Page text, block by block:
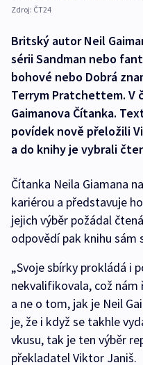
Zdroj: ČT24
Britský autor Neil
sérii Sandman nebo
bohové nebo Dobrá
Terrym Pratchettem. V
Gaimanova Čítanka.
povídek nově přeložili
a do knihy je vybrali
Čítanka Neila Giamana
kariérou a představuje
jejich výběr požádal
odpovědí pak knihu sám
„Svoje sbírky prokládá i
nekvalifikovala, což
a ne o tom, jak je Neil
je, že i když se takhle
vkusu, tak je ten výběr
překladatel Viktor Janiš.